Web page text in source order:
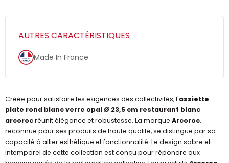
AUTRES CARACTÉRISTIQUES
Made In France
Créée pour satisfaire les exigences des collectivités, l'assiette
plate rond blanc verre opal Ø 23,5 cm restaurant blanc
arcorocréunit élégance et robustesse. La marque Arcoroc,
reconnue pour ses produits de haute qualité, se distingue par sa
capacité à allier esthétique et fonctionnalité. Le design sobre et
intemporel de cette collection est conçu pour répondre aux